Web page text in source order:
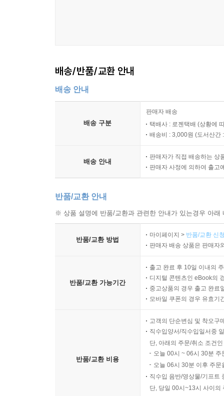
배송/반품/교환 안내
배송 안내
배송 구분
판매자 배송
택배사 : 로젠택배 (상황에
배송비 : 3,000원 (도서산간
배송 안내
판매자가 직접 배송하는 상
판매자 사정에 의하여 출고
반품/교환 안내
※ 상품 설명에 반품/교환과 관련한 안내가 있는경우 아
반품/교환 방법
마이페이지 > 반품/교환 신
판매자 배송 상품은 판매자
반품/교환 가능기간
출고 완료 후 10일 이내의
디지털 콘텐츠인 eBook의
중고상품의 경우 출고 완료
모바일 쿠폰의 경우 유효기
반품/교환 비용
고객의 단순변심 및 착오구
직수입양서/직수입일서중
단, 아래의 주문/취소 조건
오늘 00시 ~ 06시 30분
오늘 06시 30분 이후 주
직수입 음반/영상물/기프트
단, 당일 00시~13시 사이의